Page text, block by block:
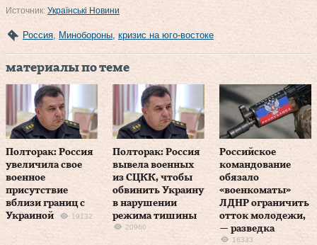
Источник: Українські Новини
Россия Минобороны кризис на юго-востоке
материалы по теме
Полторак: Россия
увеличила свое
военное
присутствие
вблизи границ с
Украиной
19132
Полторак: Россия
вывела военных
из СЦКК, чтобы
обвинить Украину
в нарушении
режима тишины
20960
Российское
командование
обязало
«военкоматы»
ЛДНР ограничить
отток молодежи,
— разведка
16333